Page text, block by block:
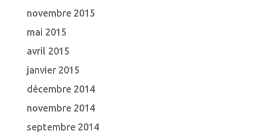
novembre 2015
mai 2015
avril 2015
janvier 2015
décembre 2014
novembre 2014
septembre 2014